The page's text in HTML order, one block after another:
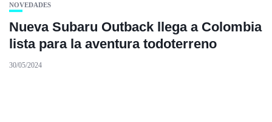
NOVEDADES
Nueva Subaru Outback llega a Colombia
lista para la aventura todoterreno
30/05/2024